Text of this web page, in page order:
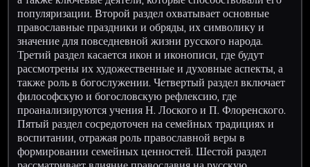
популяризации. Второй раздел охватывает основные
православные праздники и обряды, их символику и
значение для повседневной жизни русского народа.
Третий раздел касается икон и иконописи, где будут
рассмотрены их художественные и духовные аспекты, а
также роль в богослужении. Четвертый раздел включает
философскую и богословскую рефлексию, где
проанализируются учения Н. Лоского и П. Флоренского.
Пятый раздел сосредоточен на семейных традициях и
воспитании, отражая роль православной веры в
формировании семейных ценностей. Шестой раздел